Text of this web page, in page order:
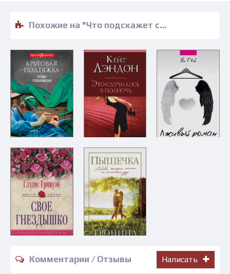
Похожие на "Что подскажет сердце - Мейр Ансворт" книги читать бесплатно полные версии
Комментарии / Отзывы Написать